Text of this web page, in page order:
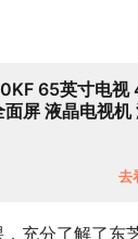
65英寸电视
屏 液晶电视机
去
充分了解了东